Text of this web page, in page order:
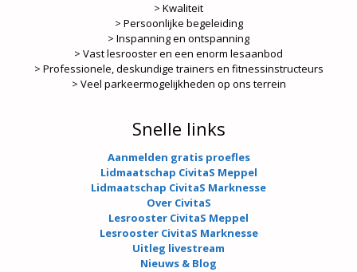
> Kwaliteit
> Persoonlijke begeleiding
> Inspanning en ontspanning
> Vast lesrooster en een enorm lesaanbod
> Professionele, deskundige trainers en fitnessinstructeurs
> Veel parkeermogelijkheden op ons terrein
Snelle links
Aanmelden gratis proefles
Lidmaatschap CivitaS Meppel
Lidmaatschap CivitaS Marknesse
Over CivitaS
Lesrooster CivitaS Meppel
Lesrooster CivitaS Marknesse
Uitleg livestream
Nieuws & Blog